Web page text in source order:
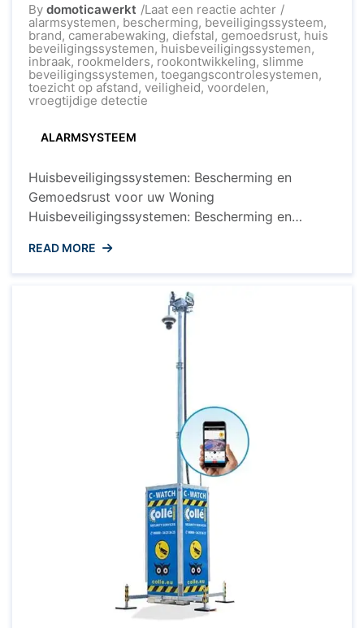
By domoticawerkt Laat een reactie achterop
Optimale
Veiligheid:
voor
Uw
alarmsystemen, bescherming, beveiligingssysteem,
brand, camerabewaking, diefstal, gemoedsrust, huis
beveiligingssystemen, huisbeveiligingssystemen,
inbraak, rookmelders, rookontwikkeling, slimme
beveiligingssystemen, toegangscontrolesystemen,
toezicht op afstand, veiligheid, voordelen,
vroegtijdige detectie
ALARMSYSTEEM
Huisbeveiligingssystemen: Bescherming en
Gemoedsrust voor uw Woning
Huisbeveiligingssystemen: Bescherming en
uw huis en gezin is van het grootste belang.
Gelukkig zijn er tegenwoordig geavanceerde
huisbeveiligingssystemen beschikbaar die u
helpen om uw woning te beschermen tegen
inbraak, brand en andere noodsituaties. Deze
systemen bieden niet alleen een extra laag ...
READ MORE